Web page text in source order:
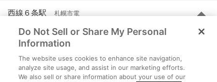
西線６条駅 札幌市電
札幌市中央区南６条西１５
このページの店舗から 729 m
ルート
を見る
西線１６条駅
札幌市中央区南１７条西１５
Do Not Sell or Share My Personal
Information
The website uses cookies to enhance site navigation,
analyze site usage, and assist in our marketing efforts.
We also sell or share information about your use of our